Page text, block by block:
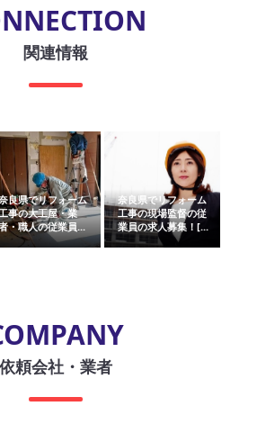
関連情報
良県でリフォーム
事の大工屋・業
・職人の従業員...
奈良県でリフォーム
工事の現場監督の従
業員の求人募集！[...
依頼会社・業者